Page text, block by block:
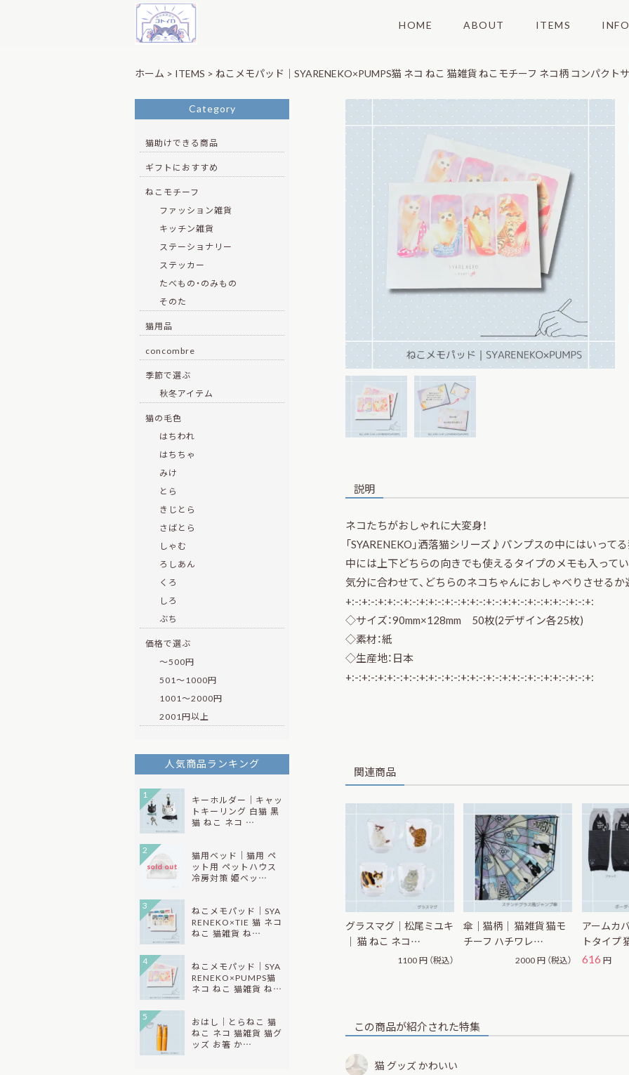
HOME ABOUT ITEMS
ホーム > ITEMS > ねこメモパッド｜SYARENEKO×PUMPS猫 ネコ ねこ 猫雑貨 ねこモチーフ ネコ柄 コンパクト
説明
ネコたちがおしゃれに大変身！
「SYARENEKO」洒落猫シリーズ♪パンプスの中にはいって
中には上下どちらの向きでも使えるタイプのメモも入ってい
気分に合わせて、どちらのネコちゃんにおしゃべりさせるか
+:-:+:-:+:+:-:+:-:+:+:-:+:-:+:+:-:+:-:+:+:-:+:-:+:+:-:+:-:+:
◇サイズ：90mm×128mm 50枚(2デザイン各25枚)
◇素材：紙
◇生産地：日本
+:-:+:-:+:+:-:+:-:+:+:-:+:-:+:+:-:+:-:+:+:-:+:-:+:+:-:+:-:+:
関連商品
グラスマグ｜松尾ミユキ
｜ 猫 ねこ ネコ…
1100円 （税込）
傘｜猫柄｜ 猫雑貨 猫モ
チーフ ハチワレ…
2000円 （税込）
アームカ
トタイプ
616 円
この商品が紹介された特集
猫 グッズ かわいい
Category
猫助けできる商品
ギフトにおすすめ
ねこモチーフ
ファッション雑貨
キッチン雑貨
ステーショナリー
ステッカー
たべもの・のみもの
そのた
猫用品
concombre
季節で選ぶ
秋冬アイテム
猫の毛色
はちわれ
はちちゃ
みけ
とら
きじとら
さばとら
しゃむ
ろしあん
くろ
しろ
ぶち
価格で選ぶ
～500円
501～1000円
1001～2000円
2001円以上
人気商品ランキング
キーホルダー｜キャッ
トキーリング 白猫 黒
猫 ねこ ネコ …
1
sold out
猫用ベッド｜猫用 ペ
ット用 ペットハウス
冷房対策 姫ベッ…
2
ねこメモパッド｜SYA
RENEKO×TIE 猫 ネコ
ねこ 猫雑貨 ね…
3
ねこメモパッド｜SYA
RENEKO×PUMPS猫
ネコ ねこ 猫雑貨 ね…
4
おはし｜とらねこ 猫
ねこ ネコ 猫雑貨 猫グ
ッズ お箸 か…
5